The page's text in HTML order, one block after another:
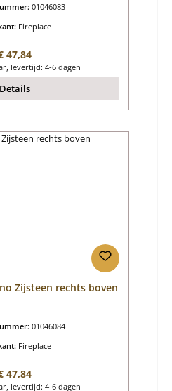
01046083
Fireplace
prijs:
47,84
levertijd: 4-6 dagen
Details
Zijsteen rechts boven
01046084
Fireplace
prijs:
47,84
levertijd: 4-6 dagen